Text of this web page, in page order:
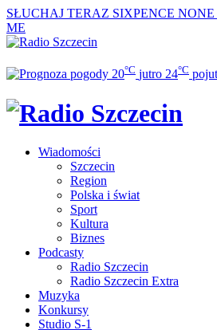
SŁUCHAJ TERAZ SIXPENCE
ME
20°C jutro 24°C
Wiadomości
Szczecin
Region
Polska i świat
Sport
Kultura
Biznes
Podcasty
Radio Szczecin
Radio Szczecin Extra
Muzyka
Konkursy
Studio S-1